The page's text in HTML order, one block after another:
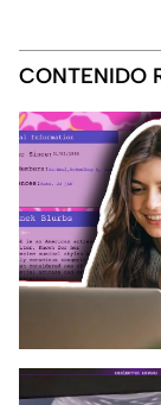
CONTENIDO